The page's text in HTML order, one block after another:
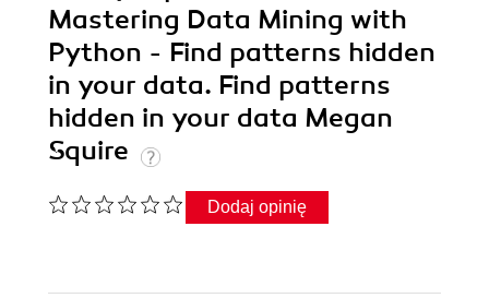
Mastering Data Mining with
Python - Find patterns hidden
in your data. Find patterns
hidden in your data Megan
Squire
Dodaj opinię